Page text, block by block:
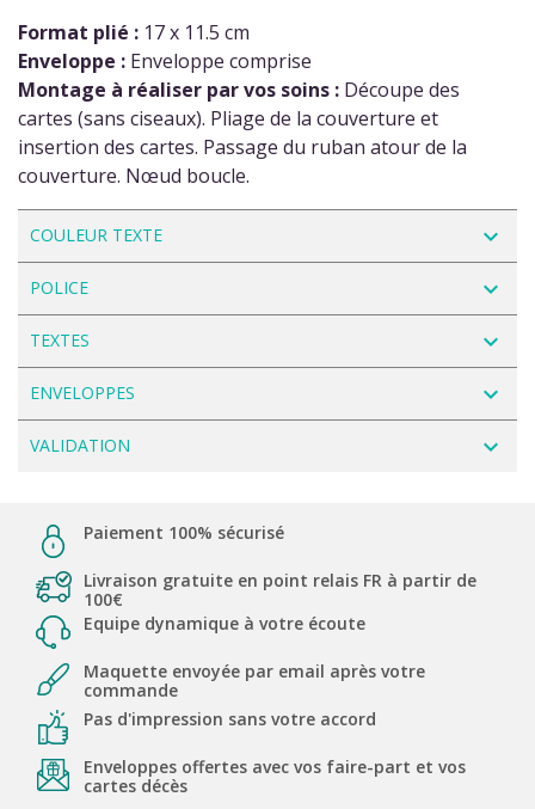
Format plié : 17 x 11.5 cm
Enveloppe : Enveloppe comprise
Montage à réaliser par vos soins : Découpe des
cartes (sans ciseaux). Pliage de la couverture et
insertion des cartes. Passage du ruban atour de la
couverture. Nœud boucle.
COULEUR TEXTE navigate_next
POLICE navigate_next
TEXTES navigate_next
ENVELOPPES navigate_next
VALIDATION navigate_next
Paiement 100% sécurisé
Livraison gratuite en point relais FR à partir de
100€
Equipe dynamique à votre écoute
Maquette envoyée par email après votre
commande
Pas d'impression sans votre accord
Enveloppes offertes avec vos faire-part et vos
cartes décès